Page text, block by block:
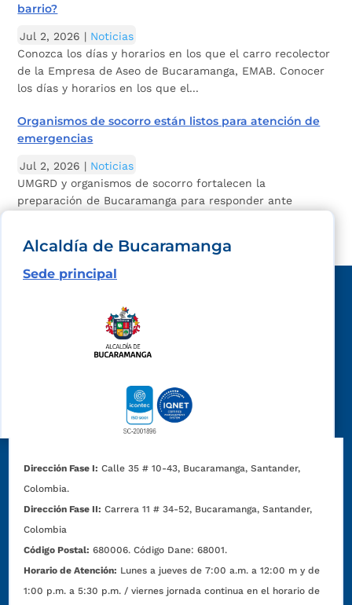
barrio?
Jul 2, 2026 | Noticias
Conozca los días y horarios en los que el carro recolector
de la Empresa de Aseo de Bucaramanga, EMAB. Conocer
los días y horarios en los que el...
Organismos de socorro están listos para atención de
emergencias
Jul 2, 2026 | Noticias
UMGRD y organismos de socorro fortalecen la
preparación de Bucaramanga para responder ante
Alcaldía de Bucaramanga
Sede principal
Dirección Fase I: Calle 35 # 10-43, Bucaramanga, Santander,
Colombia.
Dirección Fase II: Carrera 11 # 34-52, Bucaramanga, Santander,
Colombia
Código Postal: 680006. Código Dane: 68001.
Horario de Atención: Lunes a jueves de 7:00 a.m. a 12:00 m y de
1:00 p.m. a 5:30 p.m. / viernes jornada continua en el horario de